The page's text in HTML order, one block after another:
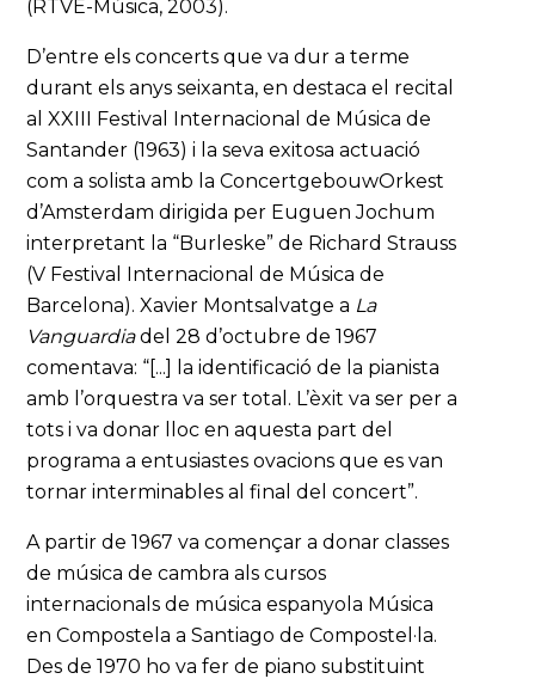
(RTVE-Música, 2003).
D’entre els concerts que va dur a terme
durant els anys seixanta, en destaca el recital
al XXIII Festival Internacional de Música de
Santander (1963) i la seva exitosa actuació
com a solista amb la ConcertgebouwOrkest
d’Amsterdam dirigida per Euguen Jochum
interpretant la “Burleske” de Richard Strauss
(V Festival Internacional de Música de
Barcelona). Xavier Montsalvatge a La
Vanguardiadel 28 d’octubre de 1967
comentava: “[...] la identificació de la pianista
amb l’orquestra va ser total. L’èxit va ser per a
tots i va donar lloc en aquesta part del
programa a entusiastes ovacions que es van
tornar interminables al final del concert”.
A partir de 1967 va començar a donar classes
de música de cambra als cursos
internacionals de música espanyola Música
en Compostela a Santiago de Compostel·la.
Des de 1970 ho va fer de piano substituint